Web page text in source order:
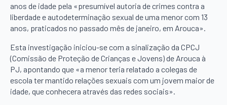
anos de idade pela «presumível autoria de crimes contra a
liberdade e autodeterminação sexual de uma menor com 13
anos, praticados no passado mês de janeiro, em Arouca».
Esta investigação iniciou-se com a sinalização da CPCJ
(Comissão de Proteção de Crianças e Jovens) de Arouca à
PJ, apontando que «a menor teria relatado a colegas de
escola ter mantido relações sexuais com um jovem maior de
idade, que conhecera através das redes sociais».